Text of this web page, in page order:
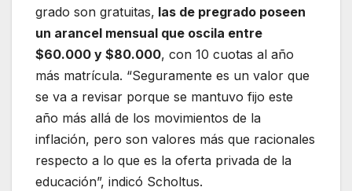
grado son gratuitas, las de pregrado poseen
un arancel mensual que oscila entre
$60.000 y $80.000, con 10 cuotas al año
más matrícula. “Seguramente es un valor que
se va a revisar porque se mantuvo fijo este
año más allá de los movimientos de la
inflación, pero son valores más que racionales
respecto a lo que es la oferta privada de la
educación”, indicó Scholtus.